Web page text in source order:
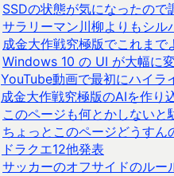
SSDの状態が気になったので
サラリーマン川柳よりもシル
成金大作戦究極版でこれまで
Windows 10 の UI が大幅に
YouTube動画で最初にハイラ
成金大作戦究極版のAIを作り
このページも何とかしないと
ちょっとこのページどうすん
ドラクエ12他発表
サッカーのオフサイドのルー